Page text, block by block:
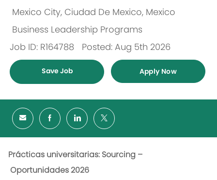
Mexico City, Ciudad De Mexico, Mexico
Business Leadership Programs
Job ID: R164788
Posted: Aug 5th 2026
Save Job Apply Now
Prácticas universitarias: Sourcing –
Oportunidades2026